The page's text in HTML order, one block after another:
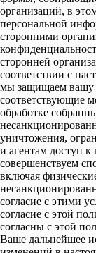
организаций, в
персональной
сторонними
сторонней
соответствии с
мы защищаем
соответствующие
обработке
уничтожения,
и агентам доступ
совершенствуем
включая
согласие с этими
согласие с этой
согласны с этой
Ваше дальнейшее